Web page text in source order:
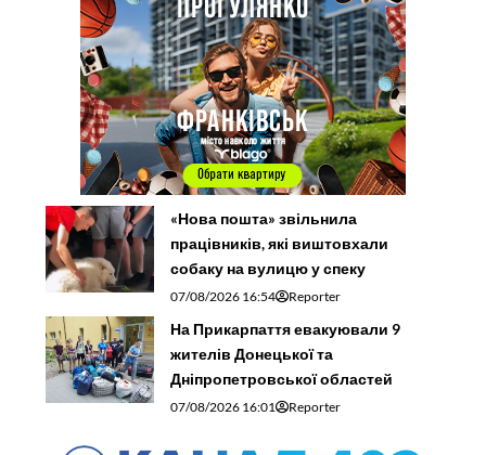
«Нова пошта» звільнила
працівників, які виштовхали
собаку на вулицю у спеку
07/08/2026 16:54 Reporter
На Прикарпаття евакуювали 9
жителів Донецької та
Дніпропетровської областей
07/08/2026 16:01 Reporter